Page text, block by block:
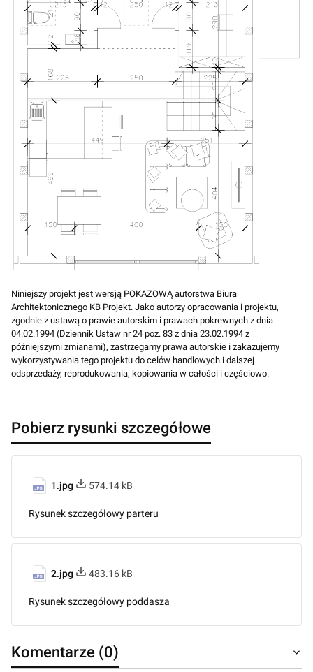
Niniejszy projekt jest wersją POKAZOWĄ autorstwa Biura
Architektonicznego KB Projekt. Jako autorzy opracowania i projektu,
zgodnie z ustawą o prawie autorskim i prawach pokrewnych z dnia
04.02.1994 (Dziennik Ustaw nr 24 poz. 83 z dnia 23.02.1994 z
późniejszymi zmianami), zastrzegamy prawa autorskie i zakazujemy
wykorzystywania tego projektu do celów handlowych i dalszej
odsprzedaży, reprodukowania, kopiowania w całości i częściowo.
Pobierz rysunki szczegółowe
1.jpg 574.14 kB
Rysunek szczegółowy parteru
2.jpg 483.16 kB
Rysunek szczegółowy poddasza
Komentarze (0)